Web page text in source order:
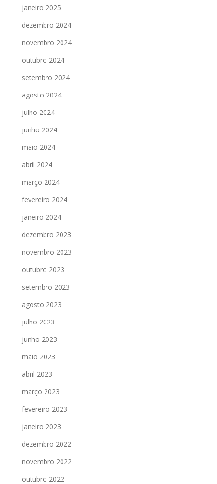
janeiro 2025
dezembro 2024
novembro 2024
outubro 2024
setembro 2024
agosto 2024
julho 2024
junho 2024
maio 2024
abril 2024
março 2024
fevereiro 2024
janeiro 2024
dezembro 2023
novembro 2023
outubro 2023
setembro 2023
agosto 2023
julho 2023
junho 2023
maio 2023
abril 2023
março 2023
fevereiro 2023
janeiro 2023
dezembro 2022
novembro 2022
outubro 2022